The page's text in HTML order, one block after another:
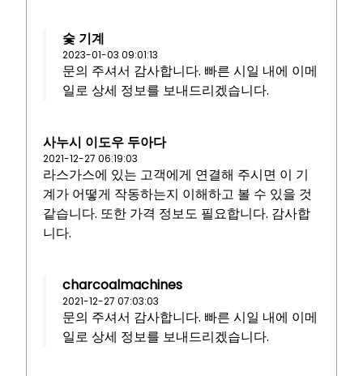
숯 기계
2023-01-03 09:01:13
문의 주셔서 감사합니다. 빠른 시일 내에 이메
일로 상세 정보를 보내드리겠습니다.
사누시 이도우 두아다
2021-12-27 06:19:03
라스가스에 있는 고객에게 연결해 주시면 이 기
계가 어떻게 작동하는지 이해하고 볼 수 있을 것
같습니다. 또한 가격 정보도 필요합니다. 감사합
니다.
charcoalmachines
2021-12-27 07:03:03
문의 주셔서 감사합니다. 빠른 시일 내에 이메
일로 상세 정보를 보내드리겠습니다.